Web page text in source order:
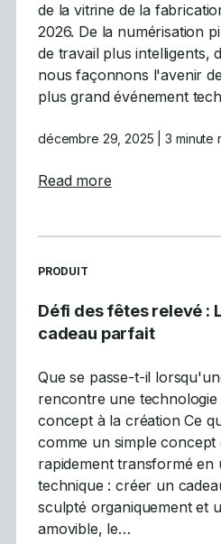
de la vitrine de la
2026. De la numérisation
de travail plus intelligents,
nous façonnons l'avenir
plus grand événement
décembre 29, 2025 | 3 minute
Read moreabout
READ MORE ARTICLES ABOUT
PRODUIT
Défi des fêtes relevé :
cadeau parfait
Que se passe-t-il
rencontre une technologie
concept à la création Ce
comme un simple concept
rapidement transformé en
technique : créer un
sculpté organiquement et
amovible, le…